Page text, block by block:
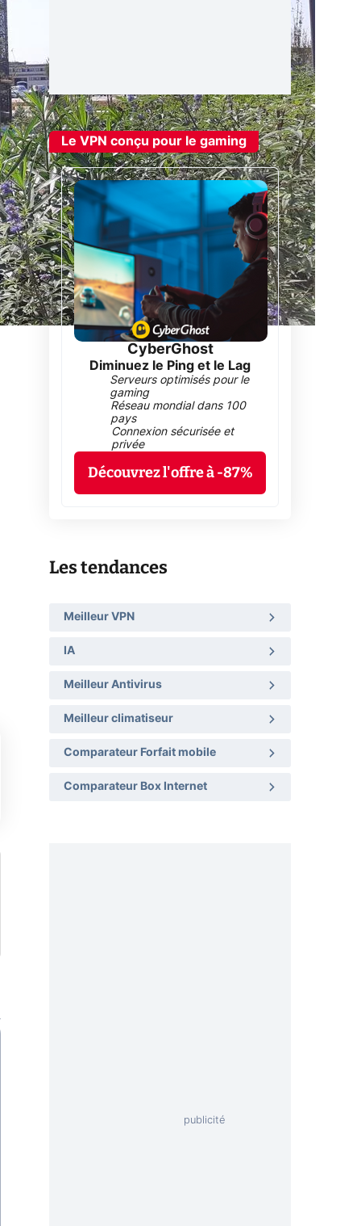
Le VPN conçu pour le gaming
CyberGhost
Diminuez le Ping et le Lag
Serveurs optimisés pour le
gaming
Réseau mondial dans 100
pays
Connexion sécurisée et
privée
Découvrez l'offre à -87%
Les tendances
Meilleur VPN
IA
Meilleur Antivirus
Meilleur climatiseur
Comparateur Forfait mobile
Comparateur Box Internet